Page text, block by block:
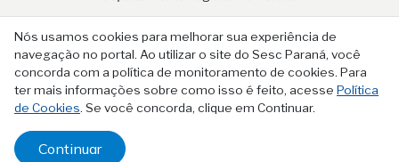
Nós usamos cookies para melhorar sua experiência de
navegação no portal. Ao utilizar o site do Sesc Paraná, você
concorda com a política de monitoramento de cookies. Para
ter mais informações sobre como isso é feito, acesse Política
de Cookies. Se você concorda, clique em Continuar.
Continuar
Rua Visconde do Rio Branco, 931 - CEP 80.410-001 - Curitiba -
PR